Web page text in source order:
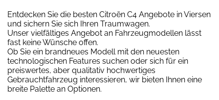
Entdecken Sie die besten Citroën C4 Angebote in Viersen
und sichern Sie sich Ihren Traumwagen.
Unser vielfältiges Angebot an Fahrzeugmodellen lässt
fast keine Wünsche offen.
Ob Sie ein brandneues Modell mit den neuesten
technologischen Features suchen oder sich für ein
preiswertes, aber qualitativ hochwertiges
Gebrauchtfahrzeug interessieren, wir bieten Ihnen eine
breite Palette an Optionen.